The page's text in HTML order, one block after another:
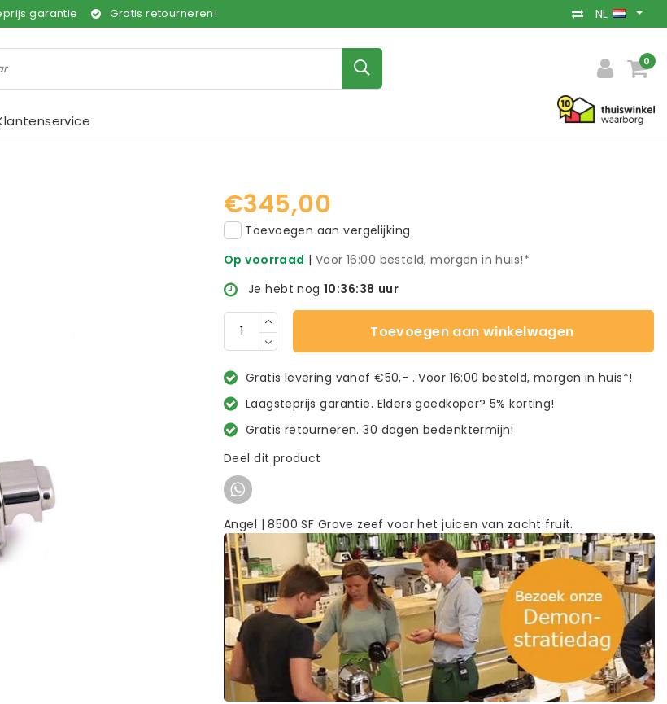
garantie Gratis retourneren! NL
0
€345,00
Toevoegen aan vergelijking
Op voorraad | Voor 16:00 besteld, morgen in huis!*
Je hebt nog 10:36:38 uur
Toevoegen aan winkelwagen
Gratis levering vanaf €50,- . Voor 16:00 besteld, morgen in huis*!
Laagsteprijs garantie. Elders goedkoper? 5% korting!
Gratis retourneren. 30 dagen bedenktermijn!
Deel dit product
Angel | 8500 SF Grove zeef voor het juicen van zacht fruit.